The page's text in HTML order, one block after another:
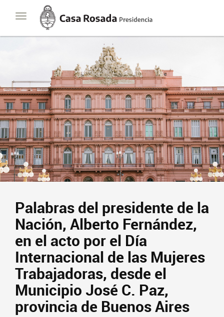
Toggle
navigation
Casa
Rosada
Presidencia
de
Palabras del presidente de la
Nación, Alberto Fernández,
en el acto por el Día
Internacional de las Mujeres
Trabajadoras, desde el
Municipio José C. Paz,
provincia de Buenos Aires